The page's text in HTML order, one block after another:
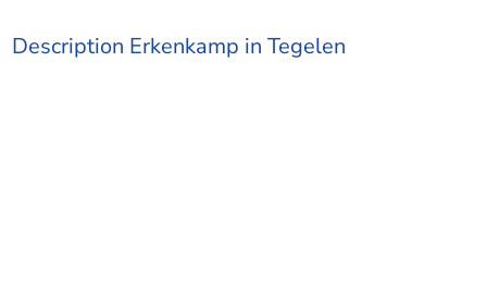
Description Erkenkamp in Tegelen